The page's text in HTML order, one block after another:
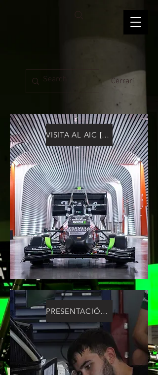
Cerrar
VISITA AL AIC [4/10]
PRESENTACIÓN JORGE PASTOR [3/10]